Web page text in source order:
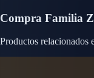
Compra Familia
Productos relacionados